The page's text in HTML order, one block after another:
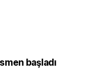
başladı